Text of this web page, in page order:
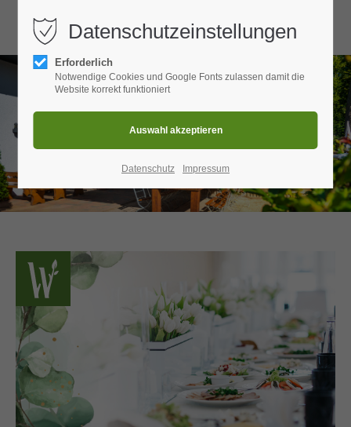
Login
Benutzername
Register| Lost your password?
Support
Lorem ipsum dolor sit amet:
24h / 365days
Datenschutzeinstellungen
Erforderlich
Notwendige Cookies und Google Fonts zulassen damit die
Website korrekt funktioniert
Datenschutz Impressum